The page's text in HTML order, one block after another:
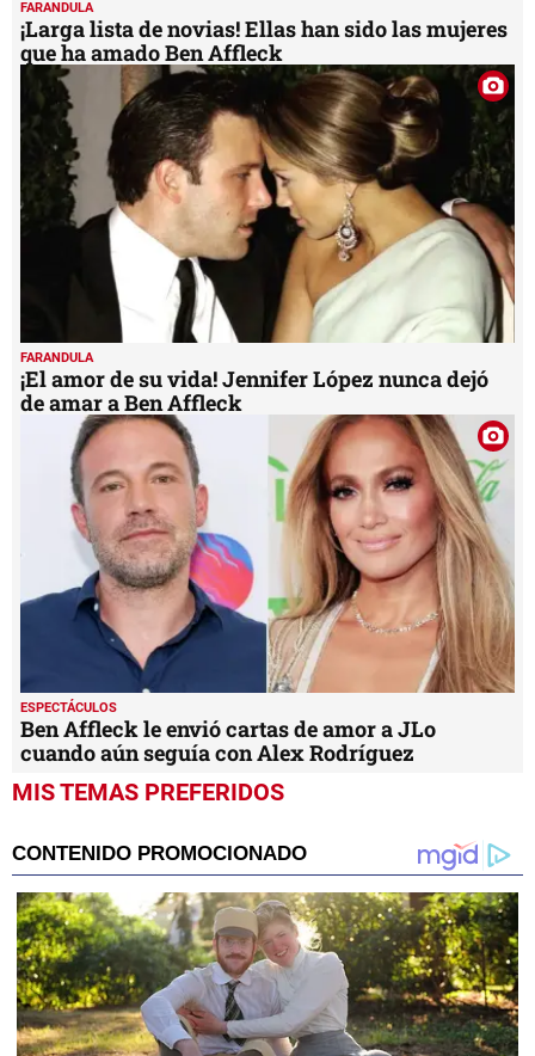
FARANDULA
¡Larga lista de novias! Ellas han sido las mujeres
que ha amado Ben Affleck
FARANDULA
¡El amor de su vida! Jennifer López nunca dejó
de amar a Ben Affleck
ESPECTÁCULOS
Ben Affleck le envió cartas de amor a JLo
cuando aún seguía con Alex Rodríguez
MIS TEMAS PREFERIDOS